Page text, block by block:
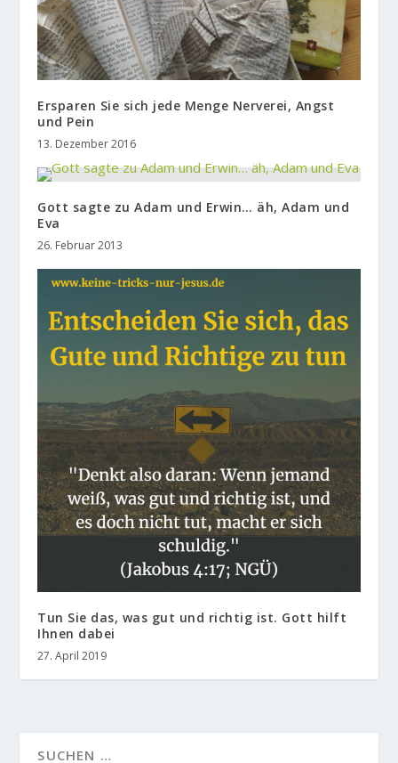
Ersparen Sie sich jede Menge Nerverei, Angst
und Pein
13. Dezember 2016
Gott sagte zu Adam und Erwin… äh, Adam und
Eva
26. Februar 2013
Tun Sie das, was gut und richtig ist. Gott hilft
Ihnen dabei
27. April 2019